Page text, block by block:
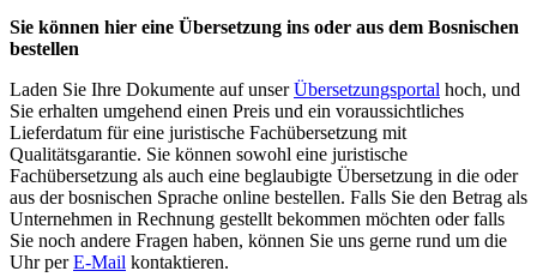
Sie können hier eine Übersetzung ins oder aus dem Bosnischen
bestellen
Laden Sie Ihre Dokumente auf unserÜbersetzungsportal hoch, und
Sie erhalten umgehend einen Preis und ein voraussichtliches
Lieferdatum für eine juristische Fachübersetzung mit
Qualitätsgarantie. Sie können sowohl eine juristische
Fachübersetzung als auch eine beglaubigte Übersetzung in die oder
aus der bosnischen Sprache online bestellen. Falls Sie den Betrag als
Unternehmen in Rechnung gestellt bekommen möchten oder falls
Sie noch andere Fragen haben, können Sie uns gerne rund um die
Uhr perE-Mail kontaktieren.